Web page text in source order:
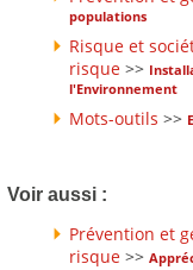
populations
Risque et
risque >>
l'Environnement
Mots-outils >>
Voir aussi :
Prévention et
risque >>